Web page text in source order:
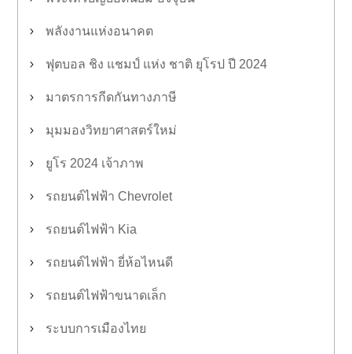
พลังงานแห่งอนาคต
ฟุตบอล ชิง แชมป์ แห่ง ชาติ ยุโรป ปี 2024
มาตรการกีดกันทางภาษี
มุมมองวิทยาศาสตร์ใหม่
ยูโร 2024 เจ้าภาพ
รถยนต์ไฟฟ้า Chevrolet
รถยนต์ไฟฟ้า Kia
รถยนต์ไฟฟ้า ยี่ห้อไหนดี
รถยนต์ไฟฟ้าขนาดเล็ก
ระบบการเมืองไทย